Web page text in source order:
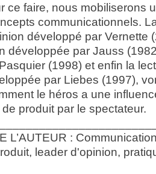
ce faire, nous mobiliserons
communicationnels.
développé par Vernette
développée par Jauss
(1998) et enfin la
par Liebes (1997),
le héros a une
produit par le spectateur.
L’AUTEUR :
leader d'opinion,